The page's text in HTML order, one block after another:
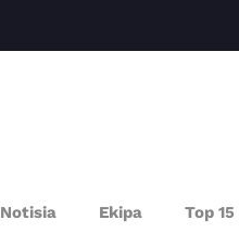
Notisia Ekipa Top 15